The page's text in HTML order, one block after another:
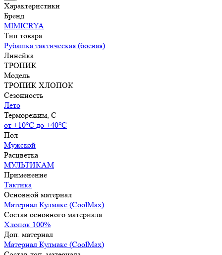
Характеристики
Бренд
MIMICRYA
Тип товара
Рубашка тактическая (боевая)
Линейка
ТРОПИК
Модель
ТРОПИК ХЛОПОК
Сезонность
Лето
Терморежим, C
от +10°С до +40°С
Пол
Мужской
Расцветка
МУЛЬТИКАМ
Применение
Тактика
Основной материал
Материал Кулмакс (CoolMax)
Состав основного материала
Хлопок 100%
Доп. материал
Материал Кулмакс (CoolMax)